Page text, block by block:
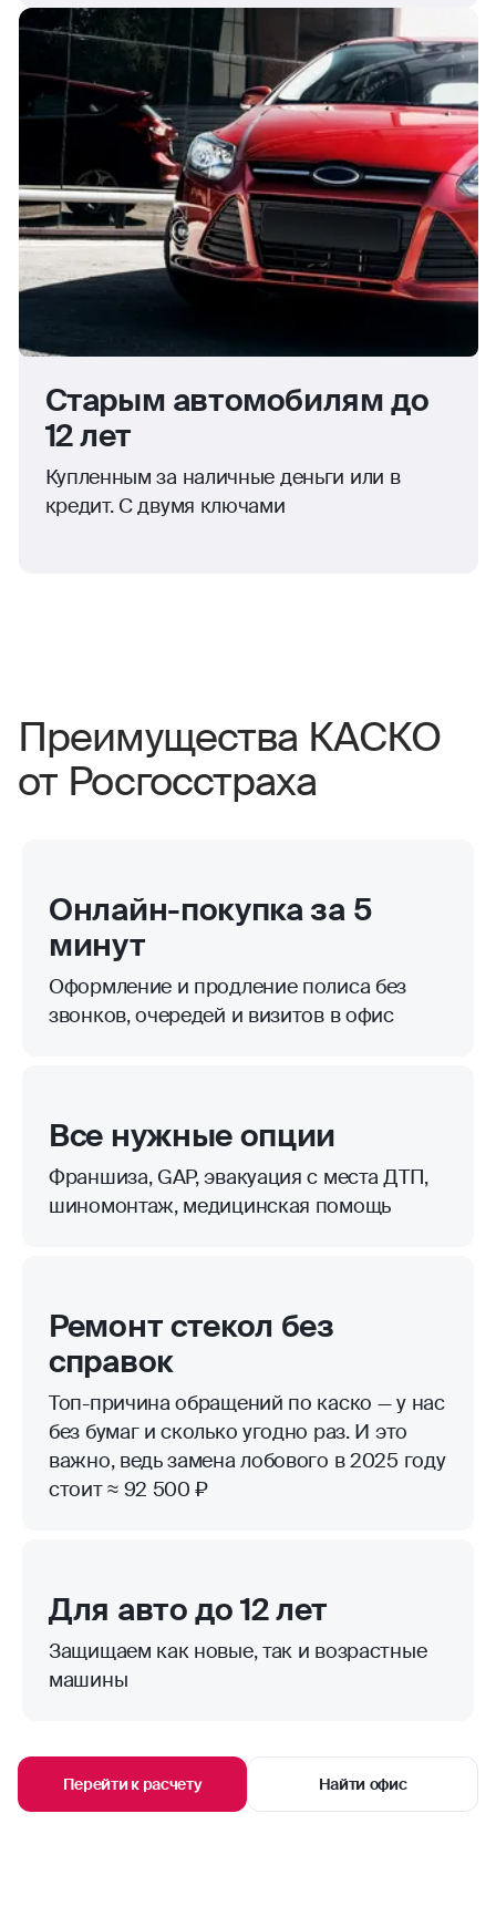
Старым автомобилям до
12 лет
Купленным за наличные деньги или в
кредит. С двумя ключами
Преимущества КАСКО
от Росгосстраха
Онлайн-покупка за 5
минут
Оформление и продление полиса без
звонков, очередей и визитов в офис
Все нужные опции
Франшиза, GAP, эвакуация с места ДТП,
шиномонтаж, медицинская помощь
Ремонт стекол без
справок
Топ-причина обращений по каско — у нас
без бумаг и сколько угодно раз. И это
важно, ведь замена лобового в 2025 году
стоит ≈ 92 500 ₽
Для авто до 12 лет
Защищаем как новые, так и возрастные
машины
Перейти к расчету Найти офис